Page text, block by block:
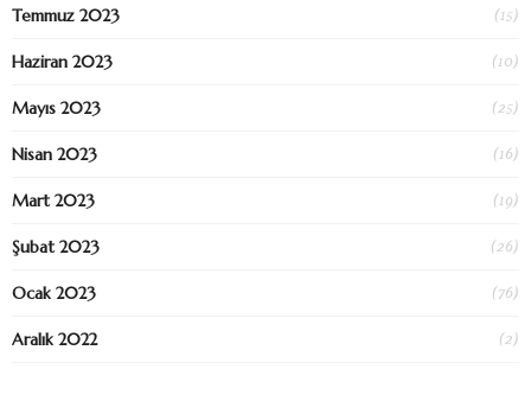
Temmuz 2023 (15)
Haziran 2023 (10)
Mayıs 2023 (25)
Nisan 2023 (16)
Mart 2023 (19)
Şubat 2023 (26)
Ocak 2023 (76)
Aralık 2022 (2)